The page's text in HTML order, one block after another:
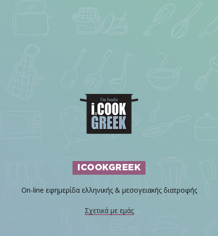
ICOOKGREEK
On-line εφημερίδα ελληνικής & μεσογειακής διατροφής
Σχετικά με εμάς